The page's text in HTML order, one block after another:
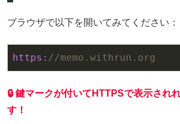
ブラウザで以下を開いてみてください：
https: //memo.withrun.org
🔒 鍵マークが付いてHTTPSで表示され
す！